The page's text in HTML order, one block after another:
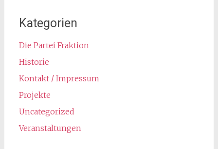
Kategorien
Die Partei Fraktion
Historie
Kontakt / Impressum
Projekte
Uncategorized
Veranstaltungen